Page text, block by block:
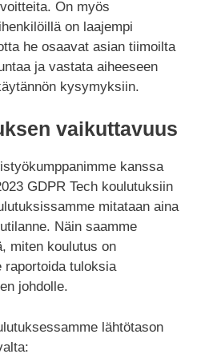
On myös
on laajempi
he osaavat asian tiimoilta
ja vastata aiheeseen
kysymyksiin.
vaikuttavuus
kanssa
GDPR Tech koulutuksiin
mitataan aina
Näin saamme
miten koulutus on
raportoida tuloksia
johdolle.
lähtötason